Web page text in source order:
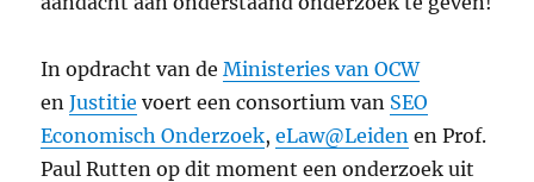
In opdracht van deMinisteries van OCW
enJustitie voert een consortium van SEO
Economisch Onderzoek,eLaw@Leiden en Prof.
Paul Rutten op dit moment een onderzoek uit